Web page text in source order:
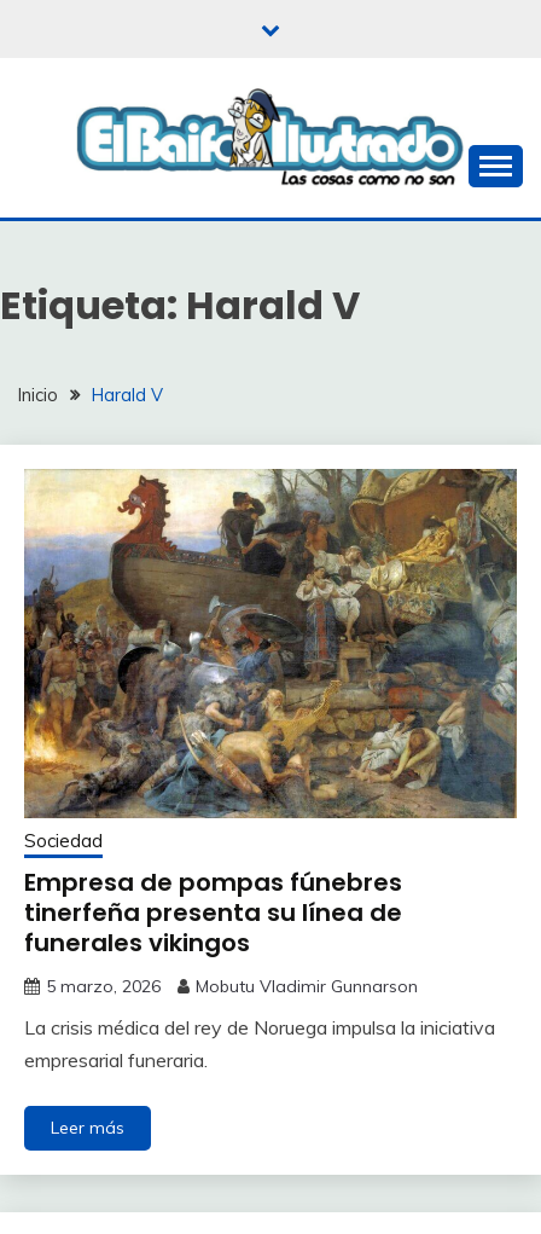
EL BAIFO ILUSTRADO
Etiqueta: Harald V
Inicio Harald V
Sociedad
Empresa de pompas fúnebres
tinerfeña presenta su línea de
funerales vikingos
5 marzo, 2026 Mobutu Vladimir Gunnarson
La crisis médica del rey de Noruega impulsa la iniciativa
empresarial funeraria.
Leer más